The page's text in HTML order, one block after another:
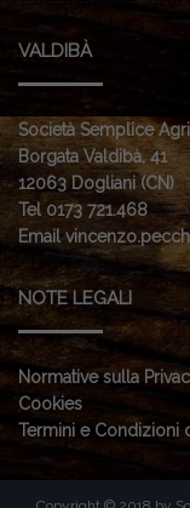
VALDIBÀ
Società Semplice
Borgata Valdibà, 41
12063 Dogliani (CN)
Tel 0173 721.468
Email
NOTE LEGALI
Normative sulla
Cookies
Termini e Condizioni